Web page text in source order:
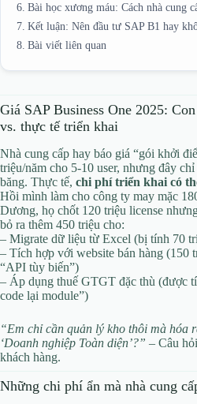
Bài học xương máu: Cách nhà cung
Kết luận: Nên đầu tư SAP B1 hay
Bài viết liên quan
Giá SAP Business One 2025:
vs. thực tế triển khai
Nhà cung cấp hay báo giá “gói khởi
triệu/năm cho 5-10 user, nhưng đây
băng. Thực tế, chi phí triển khai có
Hồi mình làm cho công ty may mặc
Dương, họ chốt 120 triệu license
bỏ ra thêm 450 triệu cho:
– Migrate dữ liệu từ Excel (bị tính 70
– Tích hợp với website bán hàng (150
“API tùy biến”)
– Áp dụng thuế GTGT đặc thù (được
code lại module”)
“Em chỉ cần quản lý kho thôi mà hóa
‘Doanh nghiệp Toàn diện’?” – Câu
khách hàng.
Những chi phí ẩn mà nhà cung